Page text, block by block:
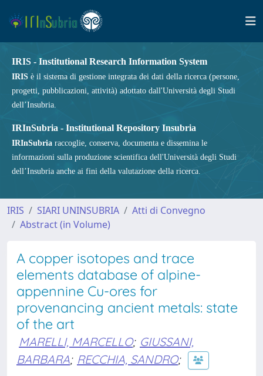
IRIS - Institutional Research Information System
IRIS è il sistema di gestione integrata dei dati della ricerca (persone,
progetti, pubblicazioni, attività) adottato dall'Università degli Studi
dell’Insubria.
IRInSubria - Institutional Repository Insubria
IRInSubria raccoglie, conserva, documenta e dissemina le
informazioni sulla produzione scientifica dell'Università degli Studi
dell’Insubria anche ai fini della valutazione della ricerca.
IRIS SIARI UNINSUBRIA
Atti di Convegno
Abstract (in Volume)
A copper isotopes and trace
elements database of alpine-
appennine Cu-ores for
provenancing ancient metals: state
of the art
MARELLI, MARCELLO; GIUSSANI,
BARBARA; RECCHIA, SANDRO;